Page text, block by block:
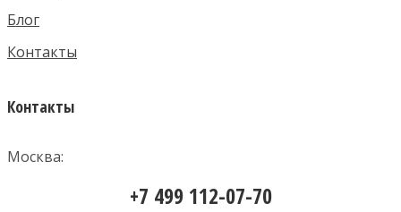
Блог
Контакты
Контакты
Москва:
+7 499 112-07-70